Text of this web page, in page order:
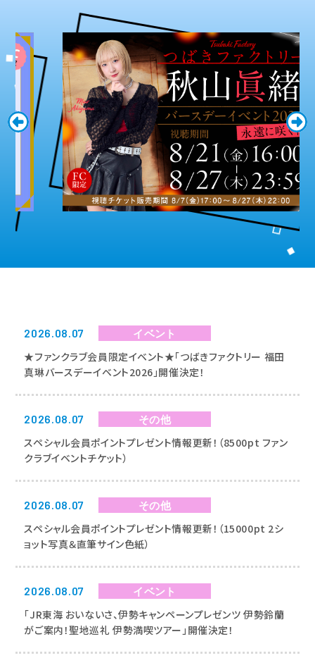
NEWS
お知らせ
2026.08.07 イベント
★ファンクラブ会員限定イベント★「つばきファクトリー 福田
真琳バースデーイベント2026」開催決定！
2026.08.07 その他
スペシャル会員ポイントプレゼント情報更新！（8500pt ファン
クラブイベントチケット）
2026.08.07 その他
スペシャル会員ポイントプレゼント情報更新！（15000pt 2シ
ョット写真＆直筆サイン色紙）
2026.08.07 イベント
「JR東海 おいないさ、伊勢キャンペーンプレゼンツ 伊勢鈴蘭
がご案内！聖地巡礼 伊勢満喫ツアー」開催決定！